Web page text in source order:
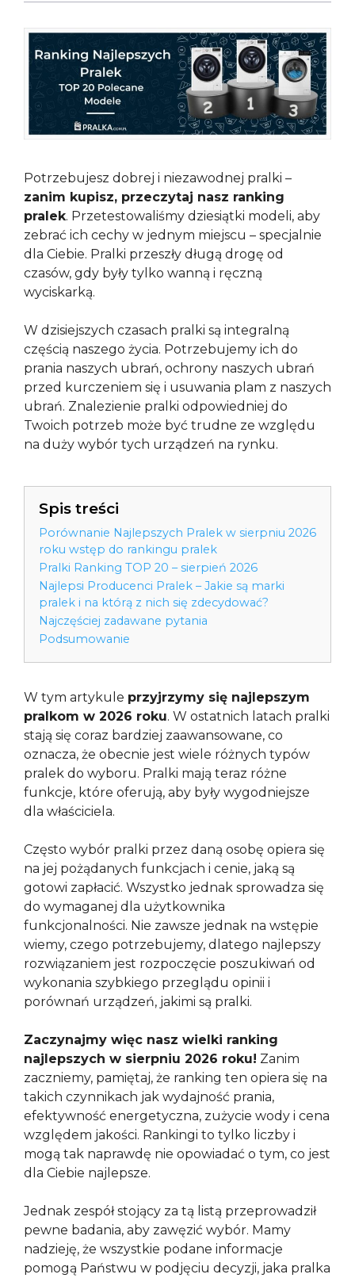
(Twitter)
Potrzebujesz dobrej i niezawodnej pralki –
zanim kupisz, przeczytaj nasz ranking
pralek. Przetestowaliśmy dziesiątki modeli, aby
zebrać ich cechy w jednym miejscu – specjalnie
dla Ciebie. Pralki przeszły długą drogę od
czasów, gdy były tylko wanną i ręczną
wyciskarką.
W dzisiejszych czasach pralki są integralną
częścią naszego życia. Potrzebujemy ich do
prania naszych ubrań, ochrony naszych ubrań
przed kurczeniem się i usuwania plam z naszych
ubrań. Znalezienie pralki odpowiedniej do
Twoich potrzeb może być trudne ze względu
na duży wybór tych urządzeń na rynku.
Spis treści
Porównanie Najlepszych Pralek w sierpniu 2026
roku wstęp do rankingu pralek
Pralki Ranking TOP 20 – sierpień 2026
Najlepsi Producenci Pralek – Jakie są marki
pralek i na którą z nich się zdecydować?
Najczęściej zadawane pytania
Podsumowanie
W tym artykule przyjrzymy się najlepszym
pralkom w 2026 roku. W ostatnich latach pralki
stają się coraz bardziej zaawansowane, co
oznacza, że obecnie jest wiele różnych typów
pralek do wyboru. Pralki mają teraz różne
funkcje, które oferują, aby były wygodniejsze
dla właściciela.
Często wybór pralki przez daną osobę opiera się
na jej pożądanych funkcjach i cenie, jaką są
gotowi zapłacić. Wszystko jednak sprowadza się
do wymaganej dla użytkownika
funkcjonalności. Nie zawsze jednak na wstępie
wiemy, czego potrzebujemy, dlatego najlepszy
rozwiązaniem jest rozpoczęcie poszukiwań od
wykonania szybkiego przeglądu opinii i
porównań urządzeń, jakimi są pralki.
Zaczynajmy więc nasz wielki ranking
najlepszych w sierpniu 2026 roku! Zanim
zaczniemy, pamiętaj, że ranking ten opiera się na
takich czynnikach jak wydajność prania,
efektywność energetyczna, zużycie wody i cena
względem jakości. Rankingi to tylko liczby i
mogą tak naprawdę nie opowiadać o tym, co jest
dla Ciebie najlepsze.
Jednak zespół stojący za tą listą przeprowadził
pewne badania, aby zawęzić wybór. Mamy
nadzieję, że wszystkie podane informacje
pomogą Państwu w podjęciu decyzji, jaka pralka